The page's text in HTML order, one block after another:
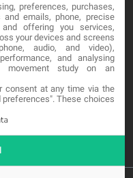
preferences, purchases,
and emails, phone, precise
offering you services,
your devices and screens
audio, and video),
and analysing
movement study on an
consent at any time via the
These choices